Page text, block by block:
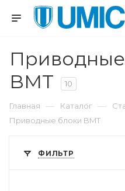
BMT
10
Главная — Каталог —
Приводные блоки BMT
ФИЛЬТР